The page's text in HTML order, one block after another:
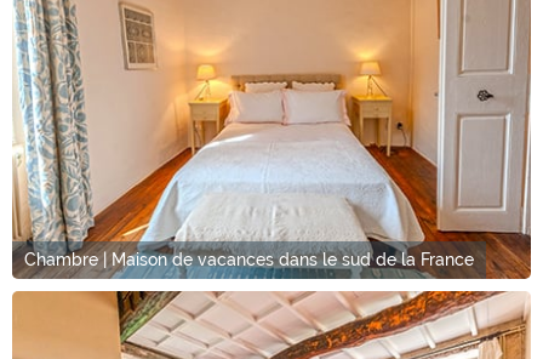
Chambre | Maison de vacances dans le sud de la France